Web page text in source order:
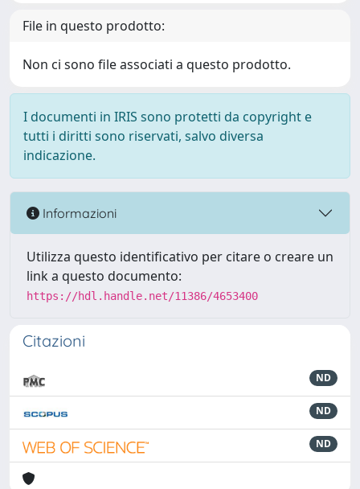
File in questo prodotto:
Non ci sono file associati a questo prodotto.
I documenti in IRIS sono protetti da copyright e
tutti i diritti sono riservati, salvo diversa
indicazione.
Informazioni
Utilizza questo identificativo per citare o creare un
link a questo documento:
https://hdl.handle.net/11386/4653400
Citazioni
ND
ND
ND